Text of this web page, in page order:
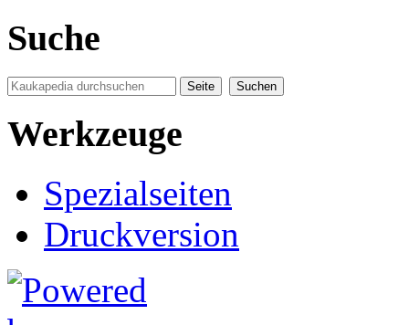
Suche
Werkzeuge
Spezialseiten
Druckversion